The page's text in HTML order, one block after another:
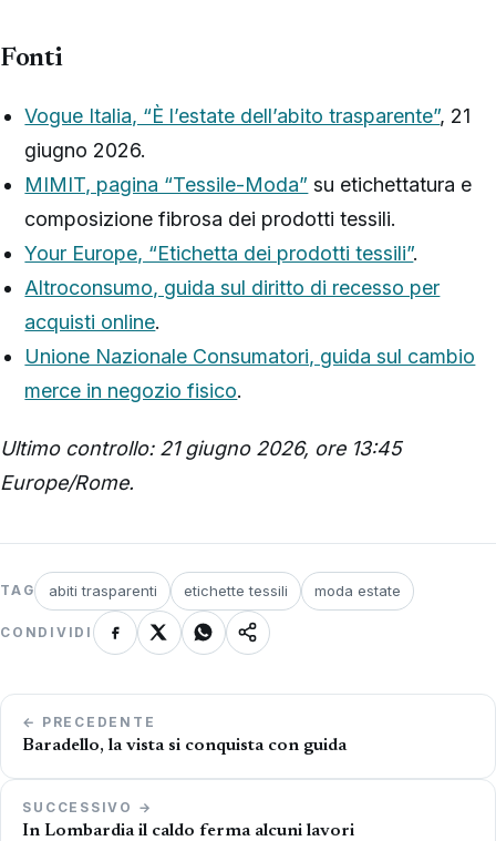
Fonti
Vogue Italia, “È l’estate dell’abito trasparente”, 21
giugno 2026.
MIMIT, pagina “Tessile-Moda” su etichettatura e
composizione fibrosa dei prodotti tessili.
Your Europe, “Etichetta dei prodotti tessili”.
Altroconsumo, guida sul diritto di recesso per
acquisti online.
Unione Nazionale Consumatori, guida sul cambio
merce in negozio fisico.
Ultimo controllo: 21 giugno 2026, ore 13:45
Europe/Rome.
TAG abiti trasparenti etichette tessili moda estate
CONDIVIDI
Navigazione
articoli
← PRECEDENTE
Baradello, la vista si conquista con guida
SUCCESSIVO →
In Lombardia il caldo ferma alcuni lavori